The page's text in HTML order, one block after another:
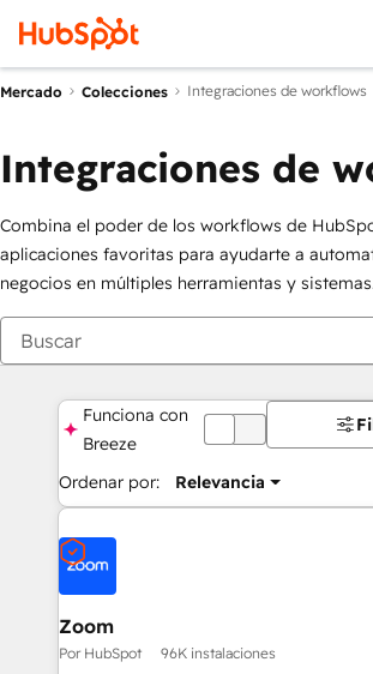
Mercado Colecciones Integraciones de workflows
Integraciones de
Combina el poder de los workflows de
aplicaciones favoritas para ayudarte a
negocios en múltiples herramientas y
Funciona con
Breeze
DESACTIVADA
Ordenar por: Relevancia
Zoom
Por HubSpot 96K instalaciones